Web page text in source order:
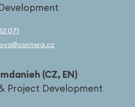
071
(CZ, EN)
Project Development